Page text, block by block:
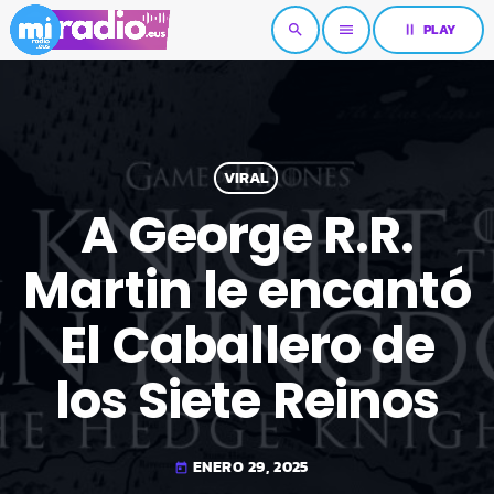
search menu pause PLAY
VIRAL
A George R.R.
Martin le encantó
El Caballero de
los Siete Reinos
today ENERO 29, 2025